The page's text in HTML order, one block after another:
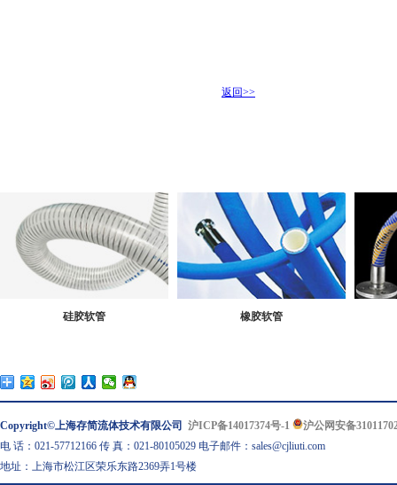
返回>>
硅胶软管 橡胶软管
Copyright©上海存简流体技术有限公司 沪ICP备14017374号-1
沪公网安备
电 话：021-57712166 传 真：021-80105029 电子邮件：sales@cjliuti.com
地址：上海市松江区荣乐东路2369弄1号楼